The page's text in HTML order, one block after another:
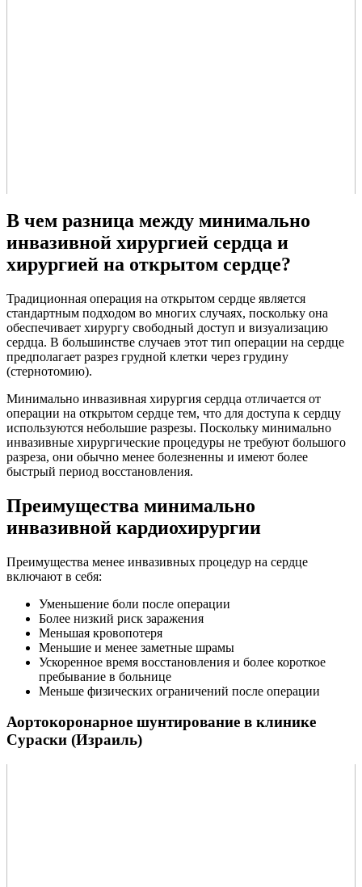
В чем разница между минимально
инвазивной хирургией сердца и
хирургией на открытом сердце?
Традиционная операция на открытом сердце является
стандартным подходом во многих случаях, поскольку она
обеспечивает хирургу свободный доступ и визуализацию
сердца. В большинстве случаев этот тип операции на сердце
предполагает разрез грудной клетки через грудину
(стернотомию).
Минимально инвазивная хирургия сердца отличается от
операции на открытом сердце тем, что для доступа к сердцу
используются небольшие разрезы. Поскольку минимально
инвазивные хирургические процедуры не требуют большого
разреза, они обычно менее болезненны и имеют более
быстрый период восстановления.
Преимущества минимально
инвазивной кардиохирургии
Преимущества менее инвазивных процедур на сердце
включают в себя:
Уменьшение боли после операции
Более низкий риск заражения
Меньшая кровопотеря
Меньшие и менее заметные шрамы
Ускоренное время восстановления и более короткое
пребывание в больнице
Меньше физических ограничений после операции
Аортокоронарное шунтирование в клинике
Сураски (Израиль)